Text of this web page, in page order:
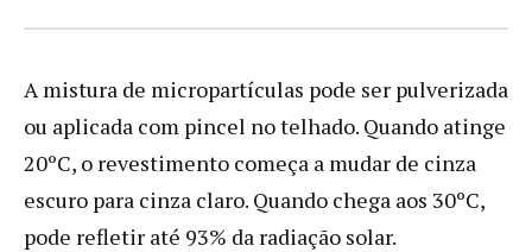
A mistura de micropartículas pode ser pulverizada
ou aplicada com pincel no telhado. Quando atinge
20ºC, o revestimento começa a mudar de cinza
escuro para cinza claro. Quando chega aos 30ºC,
pode refletir até 93% da radiação solar.